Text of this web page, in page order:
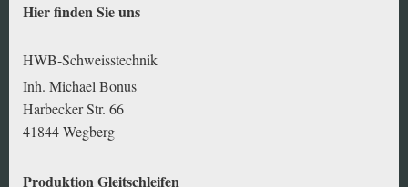
Hier finden Sie uns
HWB-Schweisstechnik
Inh. Michael Bonus
Harbecker Str. 66
41844 Wegberg
Produktion Gleitschleifen